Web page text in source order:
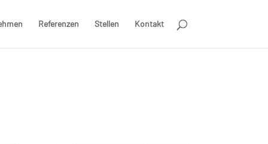
Referenzen Stellen Kontakt